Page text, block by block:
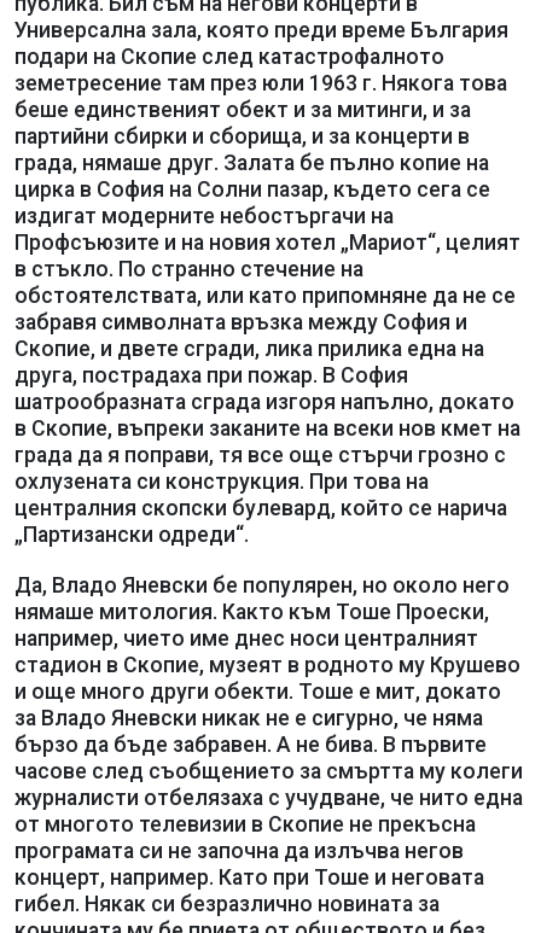
Универсална зала, която преди време България
подари на Скопие след катастрофалното
земетресение там през юли 1963 г. Някога това
беше единственият обект и за митинги, и за
партийни сбирки и сборища, и за концерти в
града, нямаше друг. Залата бе пълно копие на
цирка в София на Солни пазар, където сега се
издигат модерните небостъргачи на
Профсъюзите и на новия хотел „Мариот“, целият
в стъкло. По странно стечение на
обстоятелствата, или като припомняне да не се
забравя символната връзка между София и
Скопие, и двете сгради, лика прилика една на
друга, пострадаха при пожар. В София
шатрообразната сграда изгоря напълно, докато
в Скопие, въпреки заканите на всеки нов кмет на
града да я поправи, тя все още стърчи грозно с
охлузената си конструкция. При това на
централния скопски булевард, който се нарича
„Партизански одреди“.
Да, Владо Яневски бе популярен, но около него
нямаше митология. Както към Тоше Проески,
например, чието име днес носи централният
стадион в Скопие, музеят в родното му Крушево
и още много други обекти. Тоше е мит, докато
за Владо Яневски никак не е сигурно, че няма
бързо да бъде забравен. А не бива. В първите
часове след съобщението за смъртта му колеги
журналисти отбелязаха с учудване, че нито една
от многото телевизии в Скопие не прекъсна
програмата си не започна да излъчва негов
концерт, например. Като при Тоше и неговата
гибел. Някак си безразлично новината за